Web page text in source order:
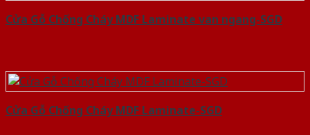
Cửa Gỗ Chống Cháy MDF Laminate van ngang-SGD
Cửa Gỗ Chống Cháy MDF Laminate-SGD